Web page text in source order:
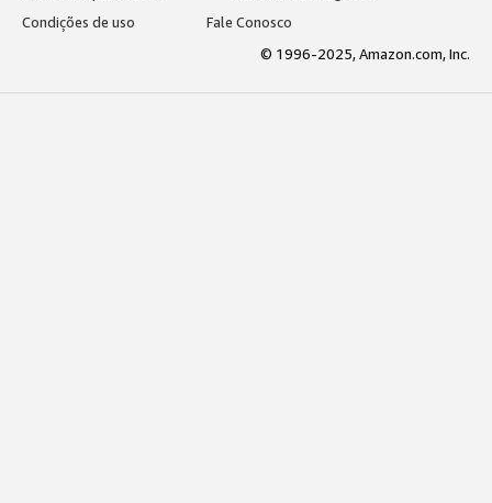
Condições de uso
Fale Conosco
© 1996-2025, Amazon.com, Inc.